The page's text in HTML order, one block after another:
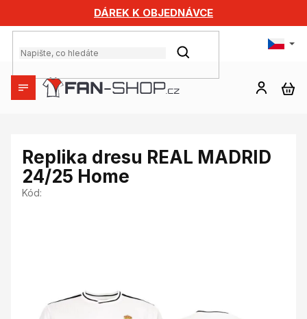
obsah
DÁREK K OBJEDNÁVCE
HLEDAT
Replika dresu REAL MADRID
24/25 Home
Kód: